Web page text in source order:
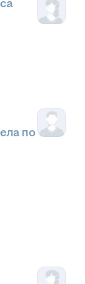
по